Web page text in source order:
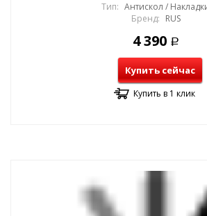
Тип: Антискол /
Бренд: RUS
4 390 Р
Купить сейчас
Купить в 1 клик